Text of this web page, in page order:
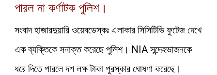
পারল না কর্ণাটক পুলিশ।
সংবাদ হাজারদুয়ারি ওয়েবডেস্কঃ এলাকার সিসিটিভি ফুটেজ দেখে
এক ব্যক্তিকে সনাক্ত করেছে পুলিশ। NIA সন্দেহভাজনকে
ধরে দিতে পারলে দশ লক্ষ টাকা পুরস্কার ঘোষণা করেছে।